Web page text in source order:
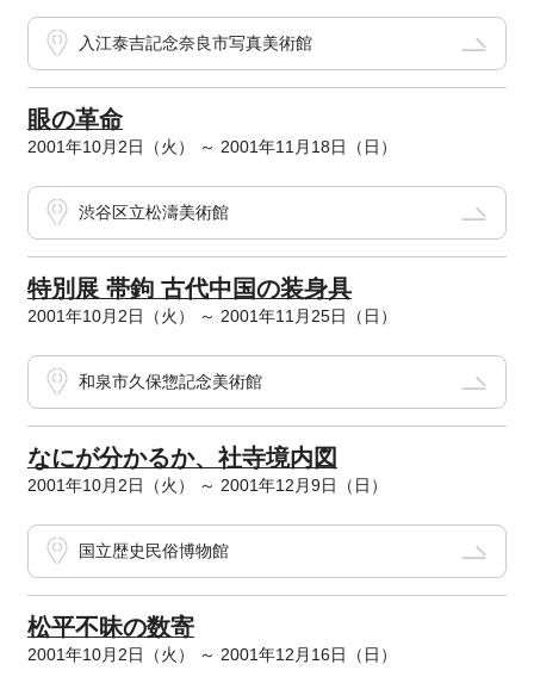
入江泰吉記念奈良市写真美術館
眼の革命
2001年10月2日（火） ～ 2001年11月18日（日）
渋谷区立松濤美術館
特別展 帯鉤 古代中国の装身具
2001年10月2日（火） ～ 2001年11月25日（日）
和泉市久保惣記念美術館
なにが分かるか、社寺境内図
2001年10月2日（火） ～ 2001年12月9日（日）
国立歴史民俗博物館
松平不昧の数寄
2001年10月2日（火） ～ 2001年12月16日（日）